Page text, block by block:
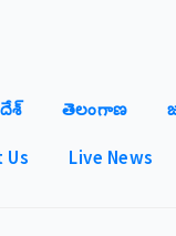
తెలంగాణ
Us Live News